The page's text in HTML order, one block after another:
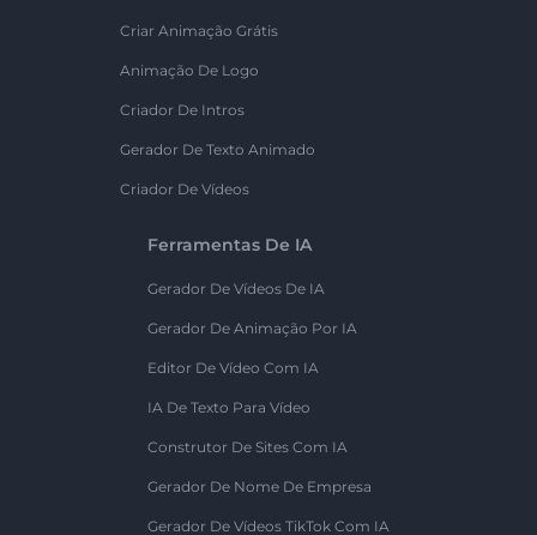
Criar Animação Grátis
Animação De Logo
Criador De Intros
Gerador De Texto Animado
Criador De Vídeos
Ferramentas De IA
Gerador De Vídeos De IA
Gerador De Animação Por IA
Editor De Vídeo Com IA
IA De Texto Para Vídeo
Construtor De Sites Com IA
Gerador De Nome De Empresa
Gerador De Vídeos TikTok Com IA